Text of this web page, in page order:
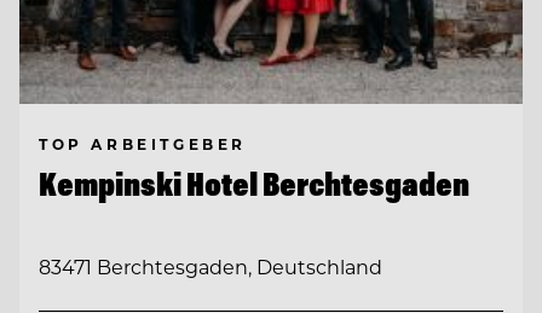
TOP ARBEITGEBER
Kempinski Hotel Berchtesgaden
83471 Berchtesgaden, Deutschland